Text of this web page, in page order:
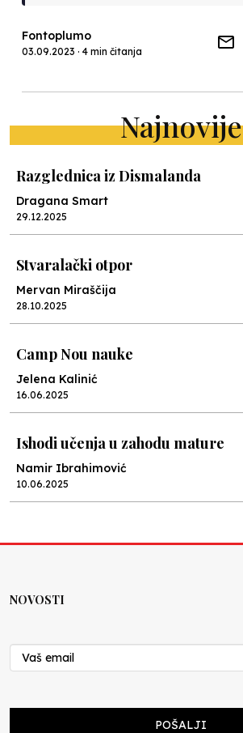
Fontoplumo
03.09.2023 · 4 min čitanja
Najnovije
Razglednica iz Dismalanda
Dragana Smart
29.12.2025
Stvaralački otpor
Mervan Miraščija
28.10.2025
Camp Nou nauke
Jelena Kalinić
16.06.2025
Ishodi učenja u zahodu mature
Namir Ibrahimović
10.06.2025
Nenad Veličković
29.10.2024
Cuke i djeca
NOVOSTI
POŠALJI